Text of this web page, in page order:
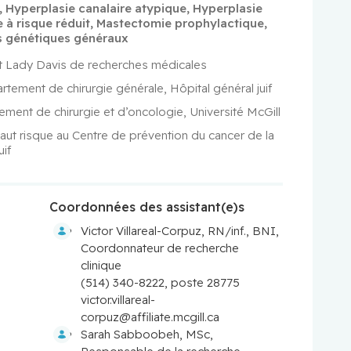
, Hyperplasie canalaire atypique, Hyperplasie
à risque réduit, Mastectomie prophylactique,
génétiques généraux
Davis de recherches médicales
de chirurgie générale, Hôpital général juif
de chirurgie et d’oncologie, Université McGill
risque au Centre de prévention du cancer de la
Coordonnées des assistant(e)s
Victor Villareal-Corpuz, RN/inf., BNI,
Coordonnateur de recherche
clinique
(514) 340-8222, poste 28775
victor.villareal-
corpuz@affiliate.mcgill.ca
Sarah Sabboobeh, MSc,